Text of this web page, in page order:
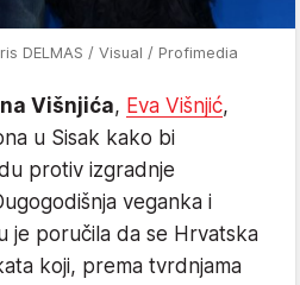
DELMAS / Visual / Profimedia
Višnjića, Eva Višnjić,
u Sisak kako bi
protiv izgradnje
veganka i
je poručila da se Hrvatska
koji, prema tvrdnjama